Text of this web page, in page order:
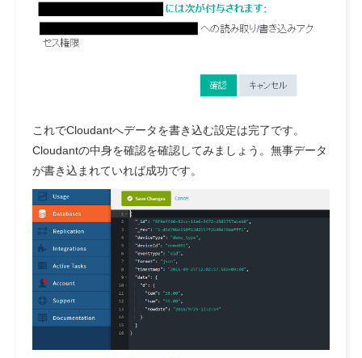
これでCloudantへデータを書き込む設定は完了です。
Cloudantの中身を確認を確認してみましょう。無事データ
が書き込まれていれば成功です。